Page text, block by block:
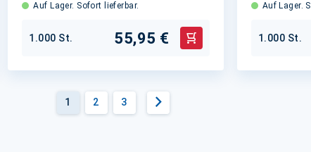
Auf Lager. Sofort lieferbar.
1.000 St. 55,95 € In den Warenkorb
Auf Lager.
1.000 St.
Seite
Sie lesen gerade die Seite
1 Seite
2 Seite
3